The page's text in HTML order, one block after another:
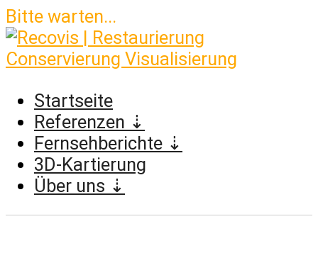
Bitte warten...
Skip
to
Startseite
Referenzen ⇣
Fernsehberichte ⇣
3D-Kartierung
Über uns ⇣